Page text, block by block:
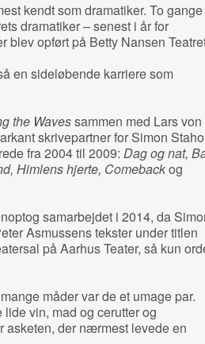
kendt som dramatiker. To gange
dramatiker – senest i år for
blev opført på Betty Nansen
en sideløbende karriere som
the Wavessammen med Lars von
skrivepartner for Simon
fra 2004 til 2009: Dag og nat,
Himlens hjerte, Comebackog
samarbejdet i 2014, da
Asmussens tekster under titlen
på Aarhus Teater, så kun
måder var de et umage par.
vin, mad og cerutter og
asketen, der nærmest levede en